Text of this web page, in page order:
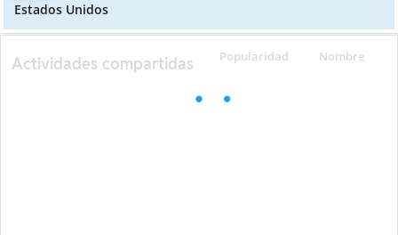
Estados Unidos
Popularidad Nombre
Actividades compartidas